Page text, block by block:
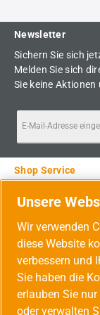
Newsletter
Sichern Sie sich
Melden Sie sich
Sie keine
Service-Hotline
Shop Service
Rechtliche
Unsere Vorteile
Versandarten
Zahlungsarten
Unsere
Wir verwenden
diese Website
verbessern und
Sie haben die
erlauben Sie
oder verwalten